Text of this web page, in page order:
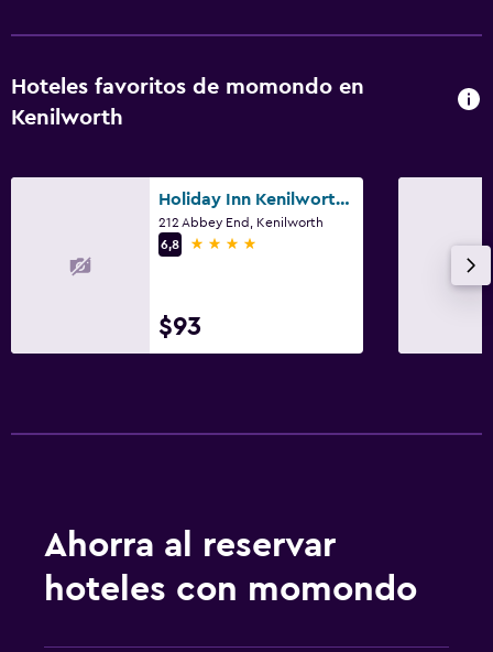
Hoteles favoritos de momondo en
Kenilworth
Holiday Inn Kenilworth - Warwick By IHG
212 Abbey End, Kenilworth
6,8
4 estrellas
$93
Ahorra al reservar
hoteles con momondo